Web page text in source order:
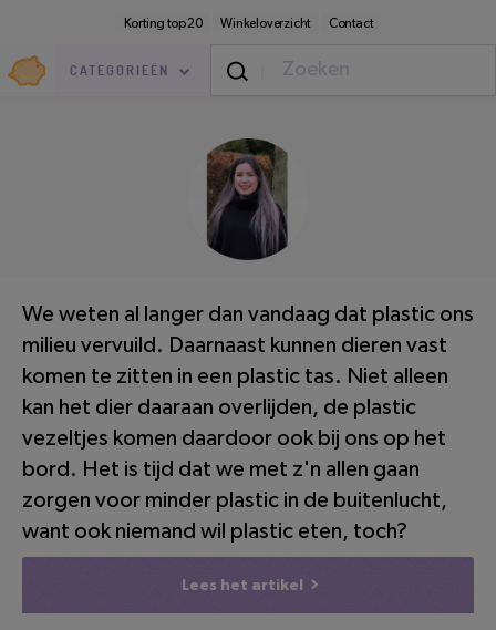
inhoud
Korting top 20 Winkeloverzicht Contact
Goedkoop.nl
CATEGORIEËN
/ Binnen LEESTIJD: 5 MINUTEN
We weten al langer dan vandaag dat plastic ons
milieu vervuild. Daarnaast kunnen dieren vast
komen te zitten in een plastic tas. Niet alleen
kan het dier daaraan overlijden, de plastic
vezeltjes komen daardoor ook bij ons op het
bord. Het is tijd dat we met z'n allen gaan
zorgen voor minder plastic in de buitenlucht,
want ook niemand wil plastic eten, toch?
Lees het artikel